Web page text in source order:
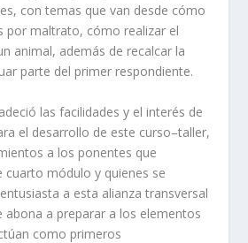
con temas que van desde cómo
por maltrato, cómo realizar el
animal, además de recalcar la
parte del primer respondiente.
las facilidades y el interés de
el desarrollo de este curso–taller,
a los ponentes que
cuarto módulo y quienes se
a esta alianza transversal
abona a preparar a los elementos
como primeros